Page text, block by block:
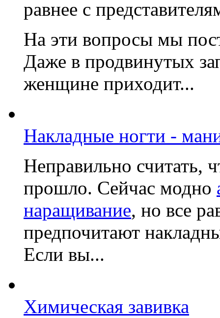
равнее с
На эти вопросы мы
Даже в продвинутых
женщине приходит...
Накладные ногти -
Неправильно считать,
прошло. Сейчас модно
наращивание, но все
предпочитают
Если вы...
Химическая завивка